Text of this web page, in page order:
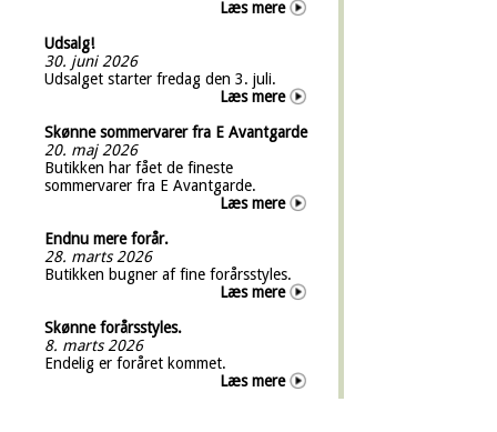
Læs mere
Udsalg!
30. juni 2026
Udsalget starter fredag den 3. juli.
Læs mere
Skønne sommervarer fra E Avantgarde
20. maj 2026
Butikken har fået de fineste
sommervarer fra E Avantgarde.
Læs mere
Endnu mere forår.
28. marts 2026
Butikken bugner af fine forårsstyles.
Læs mere
Skønne forårsstyles.
8. marts 2026
Endelig er foråret kommet.
Læs mere